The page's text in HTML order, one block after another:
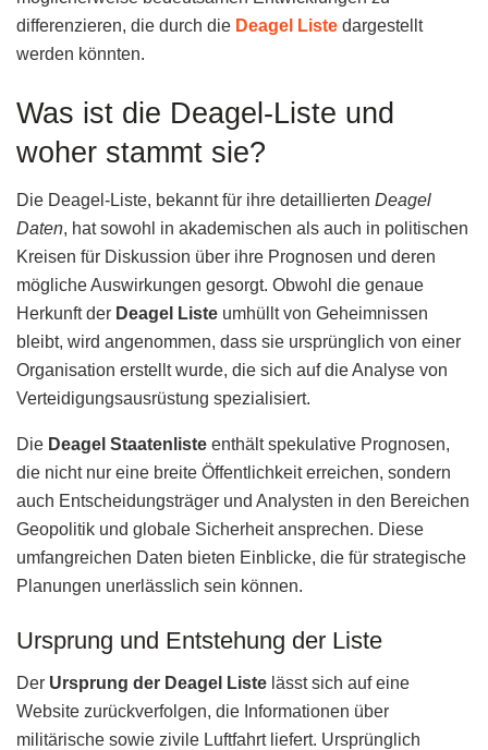
differenzieren, die durch die Deagel Liste dargestellt
werden könnten.
Was ist die Deagel-Liste und
woher stammt sie?
Die Deagel-Liste, bekannt für ihre detaillierten Deagel
Daten, hat sowohl in akademischen als auch in politischen
Kreisen für Diskussion über ihre Prognosen und deren
mögliche Auswirkungen gesorgt. Obwohl die genaue
Herkunft der Deagel Liste umhüllt von Geheimnissen
bleibt, wird angenommen, dass sie ursprünglich von einer
Organisation erstellt wurde, die sich auf die Analyse von
Verteidigungsausrüstung spezialisiert.
Die Deagel Staatenliste enthält spekulative Prognosen,
die nicht nur eine breite Öffentlichkeit erreichen, sondern
auch Entscheidungsträger und Analysten in den Bereichen
Geopolitik und globale Sicherheit ansprechen. Diese
umfangreichen Daten bieten Einblicke, die für strategische
Planungen unerlässlich sein können.
Ursprung und Entstehung der Liste
Der Ursprung der Deagel Liste lässt sich auf eine
Website zurückverfolgen, die Informationen über
militärische sowie zivile Luftfahrt liefert. Ursprünglich